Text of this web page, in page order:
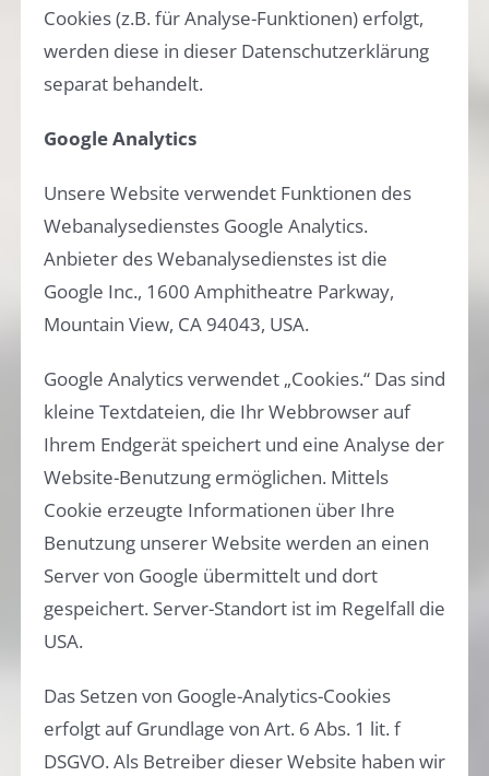
Cookies (z.B. für Analyse-Funktionen) erfolgt,
werden diese in dieser Datenschutzerklärung
separat behandelt.
Google Analytics
Unsere Website verwendet Funktionen des
Webanalysedienstes Google Analytics.
Anbieter des Webanalysedienstes ist die
Google Inc., 1600 Amphitheatre Parkway,
Mountain View, CA 94043, USA.
Google Analytics verwendet „Cookies.“ Das sind
kleine Textdateien, die Ihr Webbrowser auf
Ihrem Endgerät speichert und eine Analyse der
Website-Benutzung ermöglichen. Mittels
Cookie erzeugte Informationen über Ihre
Benutzung unserer Website werden an einen
Server von Google übermittelt und dort
gespeichert. Server-Standort ist im Regelfall die
USA.
Das Setzen von Google-Analytics-Cookies
erfolgt auf Grundlage von Art. 6 Abs. 1 lit. f
DSGVO. Als Betreiber dieser Website haben wir